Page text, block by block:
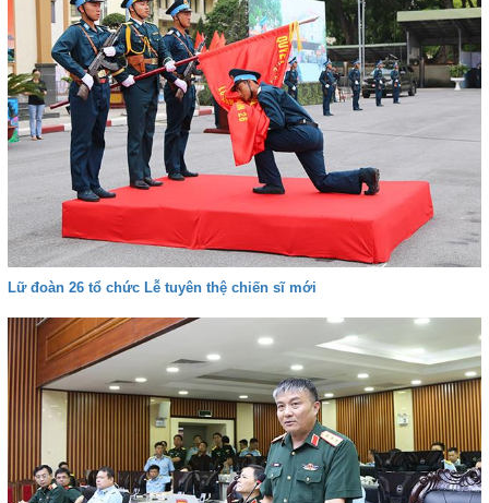
Lữ đoàn 26 tổ chức Lễ tuyên thệ chiến sĩ mới